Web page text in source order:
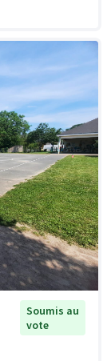
Soumis au
vote